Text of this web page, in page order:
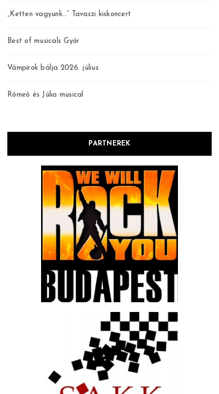
„Ketten vagyunk…” Tavaszi kiskoncert
Best of musicals Győr
Vámpírok bálja 2026. július
Rómeó és Júlia musical
PARTNEREK